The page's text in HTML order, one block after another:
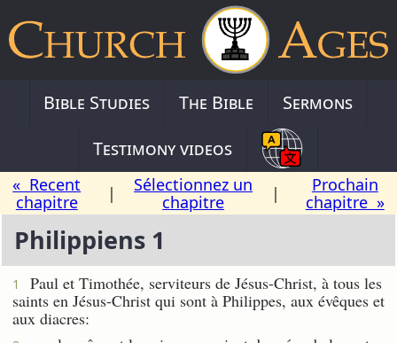
Bible Studies The Bible
Sermons
Testimony videos
« Recent
chapitre
|
Sélectionnez un
chapitre
|
Prochain
chapitre »
Philippiens 1
1
Paul et Timothée, serviteurs de Jésus-Christ, à tous les
saints en Jésus-Christ qui sont à Philippes, aux évêques et
aux diacres: